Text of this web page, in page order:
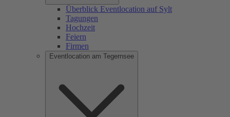
Überblick Eventlocation auf Sylt
Tagungen
Hochzeit
Feiern
Firmen
Eventlocation am Tegernsee